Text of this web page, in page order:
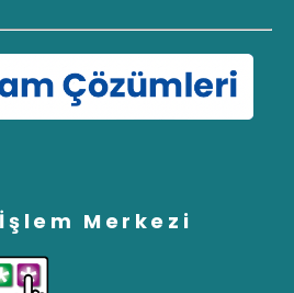
Merkezi